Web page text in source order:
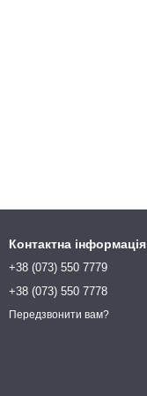
Контактна інформація
+38 (073) 550 7779
+38 (073) 550 7778
Передзвонити вам?